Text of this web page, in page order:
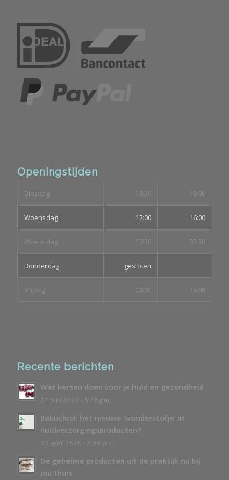
Openingstijden
Dinsdag 08:30 18:00
Woensdag 12:00 16:00
Woensdag 17:30 22:30
Donderdag gesloten
Vrijdag 08:30 14:00
Recente berichten
Wat kersen doen voor je huid en gezondheid
21 juni 2020 - 5:26 pm
Bakuchiol: het nieuwe ‘wonderstofje’ in
huidverzorgingsproducten?
30 april 2020 - 2:59 pm
De geheime producten uit de praktijk nu bij
jou thuis